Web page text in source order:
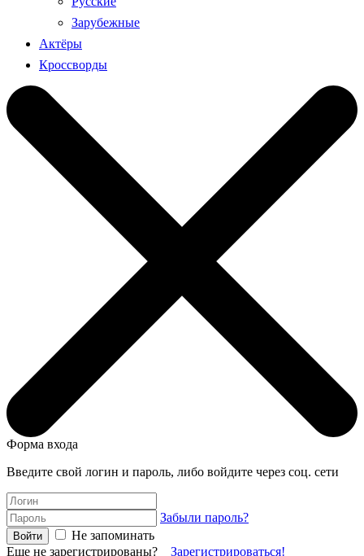
Зарубежные
Актёры
Кроссворды
Форма входа
Введите свой логин и пароль, либо войдите через соц. сети
Забыли пароль?
Не запоминать
Еще не зарегистрированы? Зарегистрироваться!